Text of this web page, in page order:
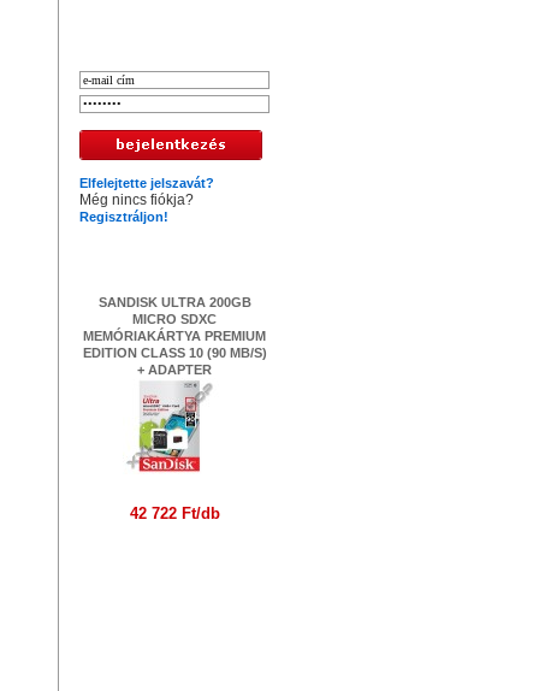
Elfelejtette jelszavát?
Még nincs fiókja?
Regisztráljon!
SANDISK ULTRA 200GB
MICRO SDXC
MEMÓRIAKÁRTYA PREMIUM
EDITION CLASS 10 (90 MB/S)
+ ADAPTER
42 722 Ft/db